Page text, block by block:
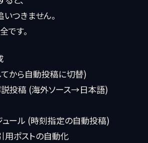
つきません。
です。
から自動投稿に切替)
説投稿 (海外ソース→日本語)
ュール (時刻指定の自動投稿)
用ポストの自動化